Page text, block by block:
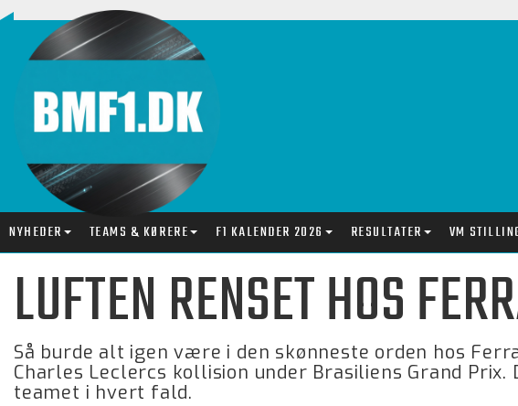
NYHEDER TEAMS & KØRERE F1 KALENDER 2026 RESULTATER VM
LUFTEN RENSET HOS
Så burde alt igen være i den skønneste orden hos
Charles Leclercs kollision under Brasiliens Grand
teamet i hvert fald.